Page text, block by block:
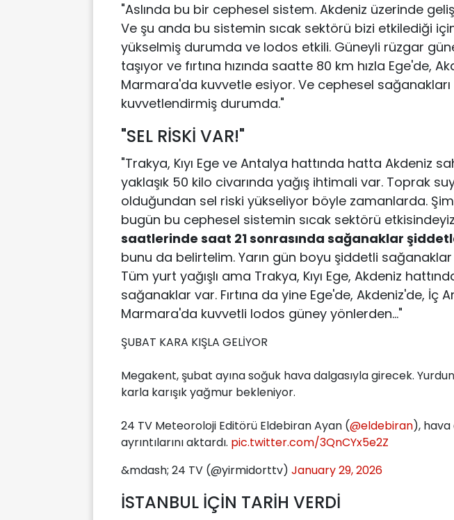
"Aslında bu bir cephesel sistem. Akdeniz üzerinde
Ve şu anda bu sistemin sıcak sektörü bizi etkilediği için
yükselmiş durumda ve lodos etkili. Güneyli rüzgar
taşıyor ve fırtına hızında saatte 80 km hızla Ege'de,
Marmara'da kuvvetle esiyor. Ve cephesel
kuvvetlendirmiş durumda."
"SEL RİSKİ VAR!"
"Trakya, Kıyı Ege ve Antalya hattında hatta Akdeniz
yaklaşık 50 kilo civarında yağış ihtimali var. Toprak
olduğundan sel riski yükseliyor böyle zamanlarda.
bugün bu cephesel sistemin sıcak sektörü
saatlerinde saat 21 sonrasında sağanaklar
bunu da belirtelim. Yarın gün boyu şiddetli
Tüm yurt yağışlı ama Trakya, Kıyı Ege, Akdeniz
sağanaklar var. Fırtına da yine Ege'de, Akdeniz'de, İç
Marmara'da kuvvetli lodos güney yönlerden..."
ŞUBAT KARA KIŞLA GELİYOR
Megakent, şubat ayına soğuk hava dalgasıyla girecek.
karla karışık yağmur bekleniyor.
24 TV Meteoroloji Editörü Eldebiran Ayan (@eldebiran),
ayrıntılarını aktardı. pic.twitter.com/3QnCYx5e2Z
&mdash; 24 TV (@yirmidorttv) January 29, 2026
İSTANBUL İÇİN TARİH VERDİ